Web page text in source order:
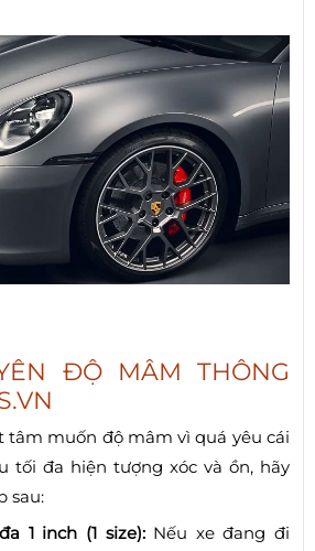
ĐỘ MÂM THÔNG
tâm muốn độ mâm vì quá yêu cái
tối đa hiện tượng xóc và ồn, hãy
sau:
1 inch (1 size):Nếu xe đang đi